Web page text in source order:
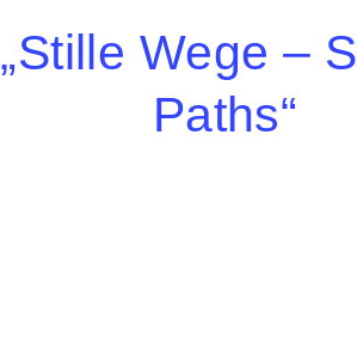
„Stille Wege –
Paths“